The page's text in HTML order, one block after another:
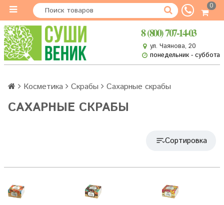
0
8 (800) 707-14-03
ул. Чаянова, 20
понедельник - суббота
Косметика Скрабы Сахарные скрабы
САХАРНЫЕ СКРАБЫ
Сортировка